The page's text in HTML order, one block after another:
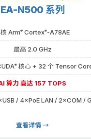
EA-N500 系列
Arm® Cortex®-A78AE
最高 2.0 GHz
®核心 + 32 个 Tensor
算力 高达 157 TOPS
/ 4×PoE LAN / 2×COM /
查看详情 →